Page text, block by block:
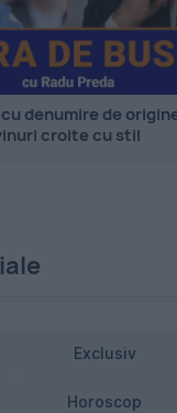
denumire de
croite cu stil
Exclusiv
Horoscop